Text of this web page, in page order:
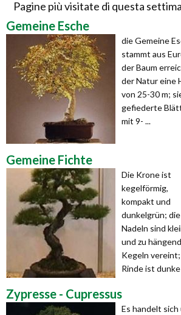
Pagine più visitate di questa
Gemeine Esche
die Gemeine
stammt aus
der Baum
der Natur eine
von 25-30 m;
gefiederte
mit 9- ...
Gemeine Fichte
Die Krone ist
kegelförmig,
kompakt und
dunkelgrün; die
Nadeln sind
und zu
Kegeln
Rinde ist dunke
Zypresse - Cupressus
Es handelt sich